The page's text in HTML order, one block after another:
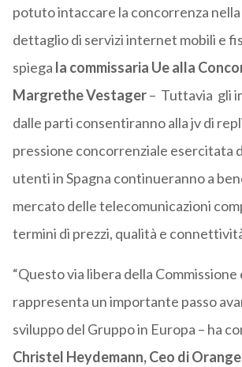
potuto intaccare la concorrenza
dettaglio di servizi internet mobili e
spiega la commissaria Ue alla
Margrethe Vestager– Tuttavia gli
dalle parti consentiranno alla jv di
pressione concorrenziale esercitata
utenti in Spagna continueranno a
mercato delle telecomunicazioni
termini di prezzi, qualità e
“Questo via libera della
rappresenta un importante passo
sviluppo del Gruppo in Europa – ha
Christel Heydemann, Ceo di Orange